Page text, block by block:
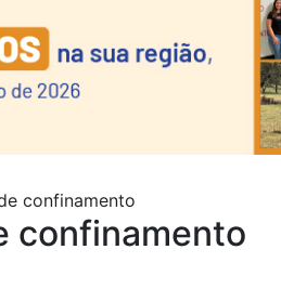
confinamento
confinamento